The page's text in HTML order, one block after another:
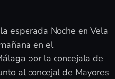
esperada Noche en Vela
en el
por la concejala de
al concejal de Mayores